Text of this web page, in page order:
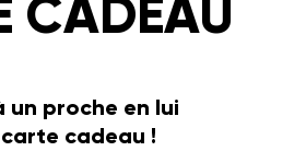
CADEAU
un proche en lui
cadeau !